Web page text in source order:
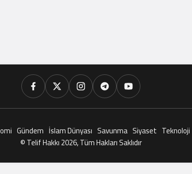
Gündem İslam Dünyası Savunma Siyaset Teknoloji
© Telif Hakkı 2026, Tüm Hakları Saklıdır